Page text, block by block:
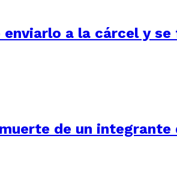
a la cárcel y
de un